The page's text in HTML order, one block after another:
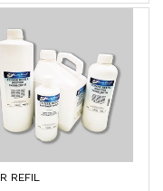
REFIL